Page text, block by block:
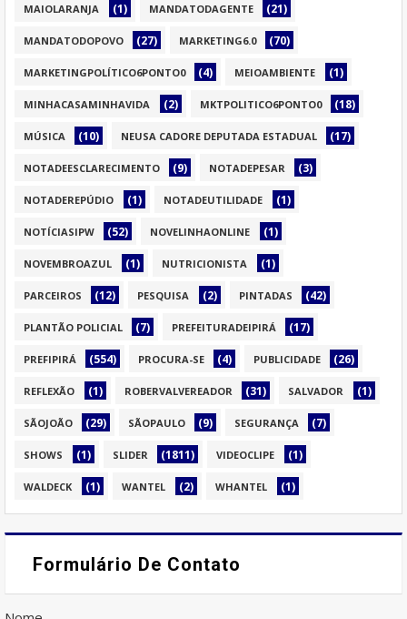
MAIOLARANJA (1) MANDATODAGENTE (21)
MANDATODOPOVO (27) MARKETING6.0 (70)
MARKETINGPOLÍTICO6PONTO0 (4) MEIOAMBIENTE (1)
MINHACASAMINHAVIDA (2) MKTPOLITICO6PONTO0 (18)
MÚSICA (10) NEUSA CADORE DEPUTADA ESTADUAL (17)
NOTADEESCLARECIMENTO (9) NOTADEPESAR (3)
NOTADEREPÚDIO (1) NOTADEUTILIDADE (1)
NOTÍCIASIPW (52) NOVELINHAONLINE (1)
NOVEMBROAZUL (1) NUTRICIONISTA (1)
PARCEIROS (12) PESQUISA (2) PINTADAS (42)
PLANTÃO POLICIAL (7) PREFEITURADEIPIRÁ (17)
PREFIPIRÁ (554) PROCURA-SE (4) PUBLICIDADE (26)
REFLEXÃO (1) ROBERVALVEREADOR (31) SALVADOR (1)
SÃOJOÃO (29) SÃOPAULO (9) SEGURANÇA (7)
SHOWS (1) SLIDER (1811) VIDEOCLIPE (1)
WALDECK (1) WANTEL (2) WHANTEL (1)
Formulário De Contato